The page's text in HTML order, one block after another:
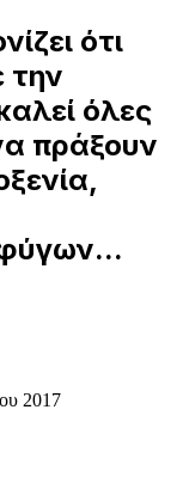
ότι
την
όλες
πράξουν
2017